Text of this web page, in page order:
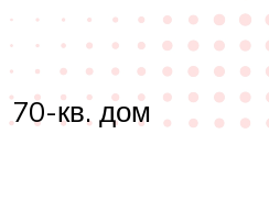
70-кв. дом